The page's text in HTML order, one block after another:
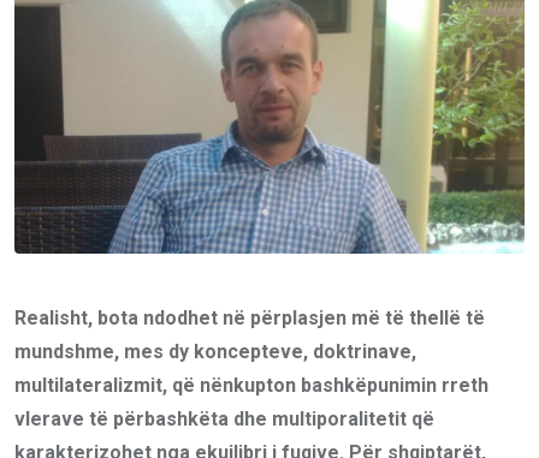
Realisht, bota ndodhet në përplasjen më të thellë të
mundshme, mes dy koncepteve, doktrinave,
multilateralizmit, që nënkupton bashkëpunimin rreth
vlerave të përbashkëta dhe multiporalitetit që
karakterizohet nga ekuilibri i fuqive. Për shqiptarët,